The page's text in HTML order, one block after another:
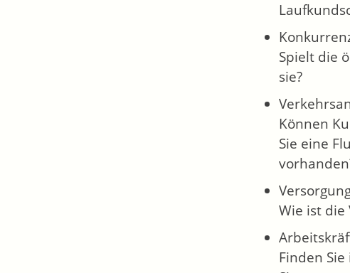
Spielt die
sie?
Können
Sie eine
Wie ist die
Finden